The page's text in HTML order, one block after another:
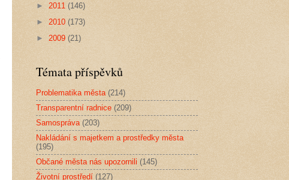
► 2011 (146)
► 2010 (173)
► 2009 (21)
Témata příspěvků
Problematika města (214)
Transparentní radnice (209)
Samospráva (203)
Nakládání s majetkem a prostředky města
(195)
Občané města nás upozornili (145)
Životní prostředí (127)